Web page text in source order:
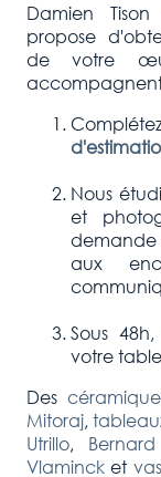
Damien
propose
de votre
Nous
et
demande
aux
Sous
votre
Des
Mitoraj,
Utrillo,
Vlamincket